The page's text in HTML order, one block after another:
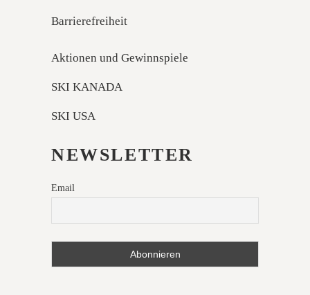
Barrierefreiheit
Aktionen und Gewinnspiele
SKI KANADA
SKI USA
NEWSLETTER
Email